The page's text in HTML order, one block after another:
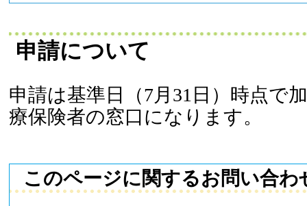
申請について
申請は基準日（7月31日）時点で
療保険者の窓口になります。
このページに関するお問い合わ